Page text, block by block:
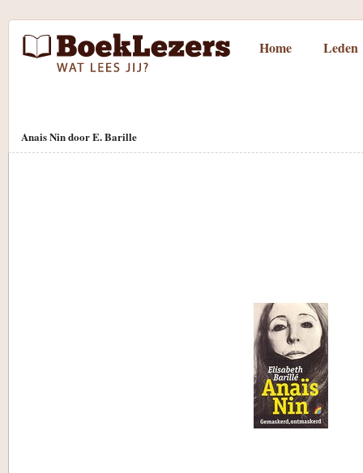
Home Leden
Anais Nin door E. Barille